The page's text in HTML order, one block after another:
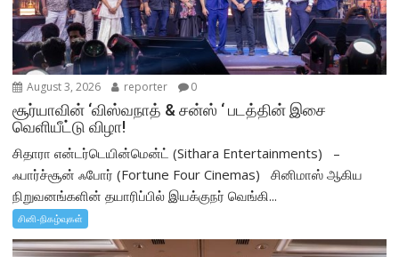
August 3, 2026 reporter 0
சூர்யாவின் ‘விஸ்வநாத் & சன்ஸ் ‘ படத்தின் இசை
வெளியீட்டு விழா!
சிதாரா என்டர்டெயின்மென்ட் (Sithara Entertainments) –
ஃபார்ச்சூன் ஃபோர் (Fortune Four Cinemas) சினிமாஸ் ஆகிய
நிறுவனங்களின் தயாரிப்பில் இயக்குநர் வெங்கி...
சினி-நிகழ்வுகள்